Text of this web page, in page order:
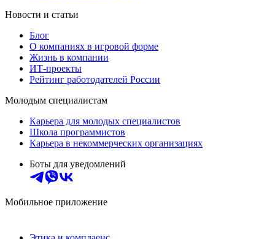
Новости и статьи
Блог
О компаниях в игровой форме
Жизнь в компании
ИТ-проекты
Рейтинг работодателей России
Молодым специалистам
Карьера для молодых специалистов
Школа программистов
Карьера в некоммерческих организациях
Боты для уведомлений
Мобильное приложение